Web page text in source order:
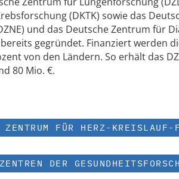
(DKTK) sowie das
und das Deutsche Zentrum für
gegründet. Finanziert werden
von den Ländern. So erhält das
80 Mio. €.
ZENTRUM FÜR HERZ-KREISLAUF-
DER